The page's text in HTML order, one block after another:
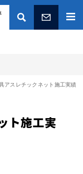
アスレチックネット施工実績
ト施工実